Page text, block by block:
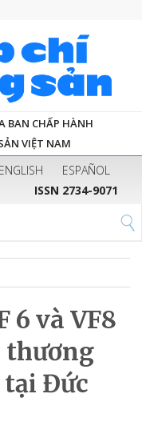
BAN CHẤP HÀNH
VIỆT NAM
ENGLISH
ESPAÑOL
ISSN 2734-9071
6 và VF8
thương
tại Đức